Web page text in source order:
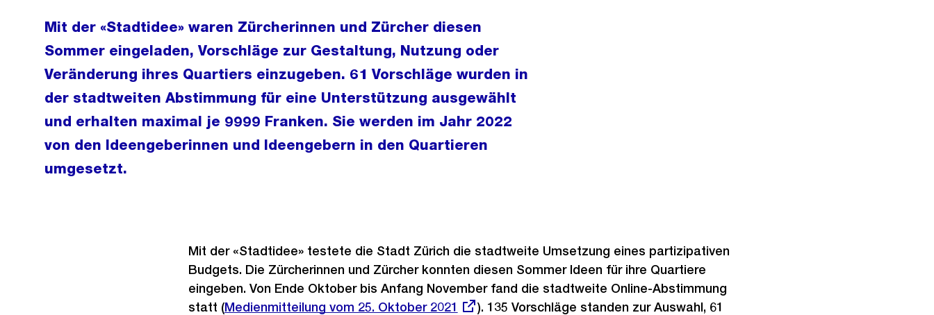
Mit der «Stadtidee» waren Zürcherinnen und Zürcher diesen
Sommer eingeladen, Vorschläge zur Gestaltung, Nutzung oder
Veränderung ihres Quartiers einzugeben. 61 Vorschläge wurden in
der stadtweiten Abstimmung für eine Unterstützung ausgewählt
und erhalten maximal je 9999 Franken. Sie werden im Jahr 2022
von den Ideengeberinnen und Ideengebern in den Quartieren
umgesetzt.
Mit der «Stadtidee» testete die Stadt Zürich die stadtweite Umsetzung eines partizipativen
Budgets. Die Zürcherinnen und Zürcher konnten diesen Sommer Ideen für ihre Quartiere
eingeben. Von Ende Oktober bis Anfang November fand die stadtweite Online-Abstimmung
statt (Externer
Medienmitteilung vom 25. Oktober 2021
). 135 Vorschläge standen zur Auswahl, 61